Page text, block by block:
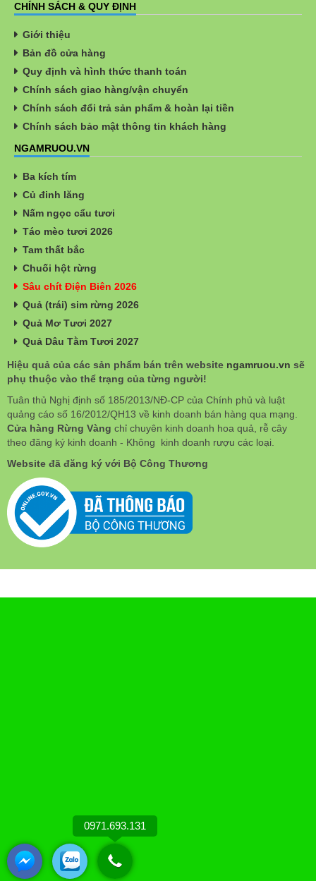
CHÍNH SÁCH & QUY ĐỊNH
Giới thiệu
Bản đồ cửa hàng
Quy định và hình thức thanh toán
Chính sách giao hàng/vận chuyển
Chính sách đổi trả sản phẩm & hoàn lại tiền
Chính sách bảo mật thông tin khách hàng
NGAMRUOU.VN
Ba kích tím
Củ đinh lăng
Nấm ngọc cẩu tươi
Táo mèo tươi 2026
Tam thất bắc
Chuối hột rừng
Sâu chít Điện Biên 2026
Quả (trái) sim rừng 2026
Quả Mơ Tươi 2027
Quả Dâu Tằm Tươi 2027
Hiệu quả của các sản phẩm bán trên website ngamruou.vn sẽ
phụ thuộc vào thể trạng của từng người!
Tuân thủ Nghị định số 185/2013/NĐ-CP của Chính phủ và luật
quảng cáo số 16/2012/QH13 về kinh doanh bán hàng qua mạng.
Cửa hàng Rừng Vàng chỉ chuyên kinh doanh hoa quả, rễ cây
theo đăng ký kinh doanh - Không kinh doanh rượu các loại.
Website đã đăng ký với Bộ Công Thương
0971.693.131